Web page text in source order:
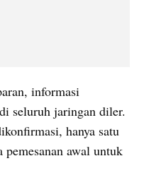
informasi
seluruh jaringan diler.
hanya satu
pemesanan awal untuk